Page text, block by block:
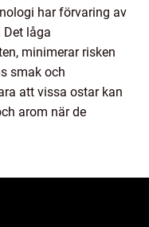
har förvaring av
låga
minimerar risken
smak och
att vissa ostar kan
arom när de